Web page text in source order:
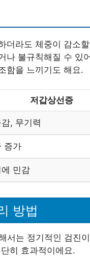
더라도 체중이 감소
나 불규칙해질 수 있
함을 느끼기도 해요.
저갑상선증
, 무기력
증가
민감
방법
서는 정기적인 검진
히 효과적이에요.